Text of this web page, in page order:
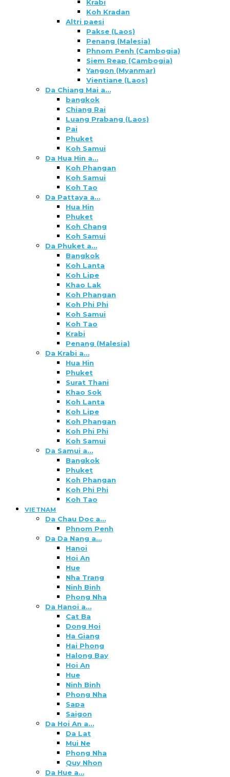
Krabi
Koh Kradan
Altri paesi
Pakse (Laos)
Penang (Malesia)
Phnom Penh (Cambogia)
Siem Reap (Cambogia)
Yangon (Myanmar)
Vientiane (Laos)
Da Chiang Mai a…
bangkok
Chiang Rai
Luang Prabang (Laos)
Pai
Phuket
Koh Samui
Da Hua Hin a…
Koh Phangan
Koh Samui
Koh Tao
Da Pattaya a…
Hua Hin
Phuket
Koh Chang
Koh Samui
Da Phuket a…
Bangkok
Koh Lanta
Koh Lipe
Khao Lak
Koh Phangan
Koh Phi Phi
Koh Samui
Koh Tao
Krabi
Penang (Malesia)
Da Krabi a…
Hua Hin
Phuket
Surat Thani
Khao Sok
Koh Lanta
Koh Lipe
Koh Phangan
Koh Phi Phi
Koh Samui
Da Samui a…
Bangkok
Phuket
Koh Phangan
Koh Phi Phi
Koh Tao
VIETNAM
Da Chau Doc a…
Phnom Penh
Da Da Nang a…
Hanoi
Hoi An
Hue
Nha Trang
Ninh Binh
Phong Nha
Da Hanoi a…
Cat Ba
Dong Hoi
Ha Giang
Hai Phong
Halong Bay
Hoi An
Hue
Ninh Binh
Phong Nha
Sapa
Saigon
Da Hoi An a…
Da Lat
Mui Ne
Phong Nha
Quy Nhon
Da Hue a…